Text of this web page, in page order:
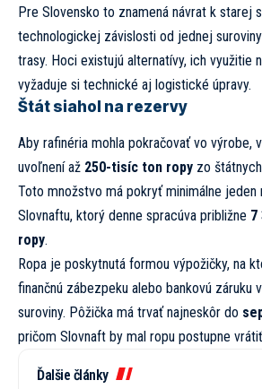
Pre Slovensko to znamená návrat k starej
technologickej závislosti od jednej
trasy. Hoci existujú alternatívy, ich využitie
vyžaduje si technické aj logistické úpravy.
Štát siahol na rezervy
Aby rafinéria mohla pokračovať vo výrobe,
uvoľnení až 250-tisíc ton ropy zo
Toto množstvo má pokryť minimálne
Slovnaftu, ktorý denne spracúva približne 7
ropy.
Ropa je poskytnutá formou výpožičky, na
finančnú zábezpeku alebo bankovú záruku
suroviny. Pôžička má trvať najneskôr do
pričom Slovnaft by mal ropu postupne
Ďalšie články